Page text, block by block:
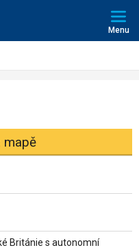
Menu
mapě
Británie s autonomní